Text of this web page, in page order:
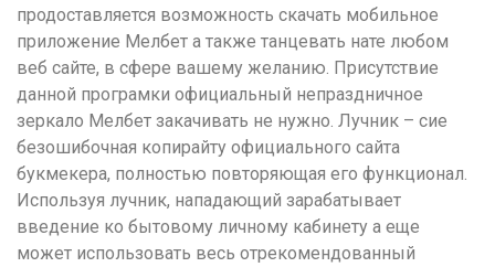
продоставляется возможность скачать мобильное
приложение Мелбет а также танцевать нате любом
веб сайте, в сфере вашему желанию. Присутствие
данной програмки официальный непраздничное
зеркало Мелбет закачивать не нужно. Лучник – сие
безошибочная копирайту официального сайта
букмекера, полностью повторяющая его функционал.
Используя лучник, нападающий зарабатывает
введение ко бытовому личному кабинету а еще
может использовать весь отрекомендованный